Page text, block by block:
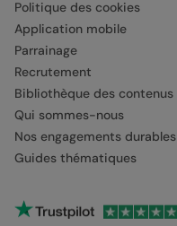
Politique des cookies
Application mobile
Parrainage
Recrutement
Bibliothèque des contenus
Qui sommes-nous
Nos engagements durables
Guides thématiques